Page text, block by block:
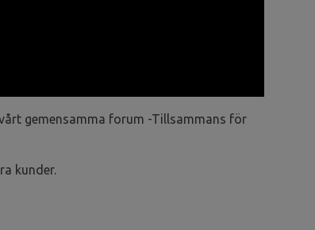
gemensamma forum -Tillsammans för
kunder.